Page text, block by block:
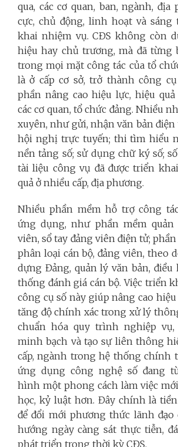
qua, các cơ quan, ban, ngành, địa
cực, chủ động, linh hoạt và
khai nhiệm vụ. CĐS không còn
hiệu hay chủ trương, mà đã từng
trong mọi mặt công tác của tổ
là ở cấp cơ sở, trở thành công
phần nâng cao hiệu lực, hiệu
các cơ quan, tổ chức đảng. Nhiều
xuyên, như gửi, nhận văn bản điện
hội nghị trực tuyến; thi tìm hiểu
nền tảng số; sử dụng chữ ký số;
tài liệu công vụ đã được triển
quả ở nhiều cấp, địa phương.
Nhiều phần mềm hỗ trợ công
ứng dụng, như phần mềm
viên, sổ tay đảng viên điện tử;
phân loại cán bộ, đảng viên, theo
dựng Đảng, quản lý văn bản, điều
thống đánh giá cán bộ. Việc triển
công cụ số này giúp nâng cao hiệu
tăng độ chính xác trong xử lý
chuẩn hóa quy trình nghiệp
minh bạch và tạo sự liên thông
cấp, ngành trong hệ thống chính
ứng dụng công nghệ số đang
hình một phong cách làm việc
học, kỷ luật hơn. Đây chính là
để đổi mới phương thức lãnh đạo
hướng ngày càng sát thực tiễn,
phát triển trong thời kỳ CĐS.